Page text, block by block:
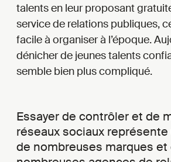
talents en leur proposant
service de relations publiques,
facile à organiser à l’époque.
dénicher de jeunes talents
semble bien plus compliqué.
Essayer de contrôler et de
réseaux sociaux
de nombreuses marques et